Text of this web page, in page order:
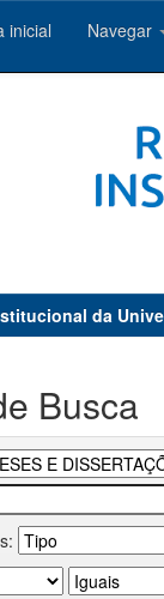
inicial Navegar
da
Busca